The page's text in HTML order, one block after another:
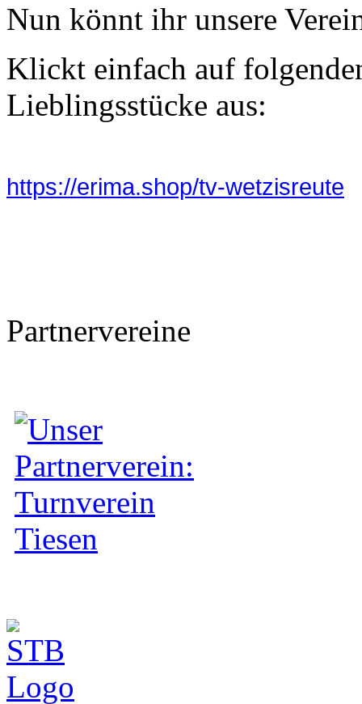
Nun könnt ihr unsere
Klickt einfach auf
Lieblingsstücke aus:
https://erima.shop/tv-wetzisreute
Partnervereine